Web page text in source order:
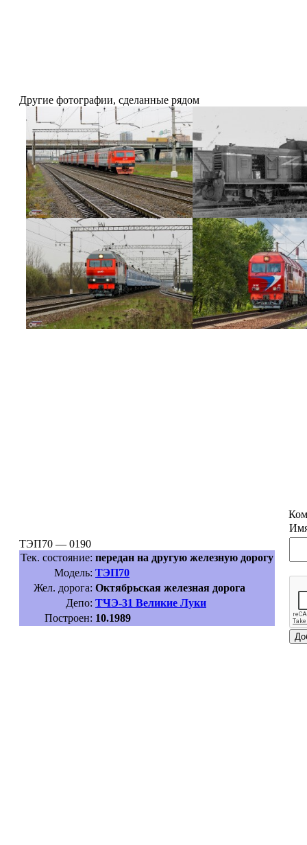
Другие фотографии, сделанные рядом
ТЭП70 — 0190
Тек. состояние: передан на другую железную дорогу
Модель: ТЭП70
Жел. дорога: Октябрьская железная дорога
Депо: ТЧЭ-31 Великие Луки
Построен: 10.1989